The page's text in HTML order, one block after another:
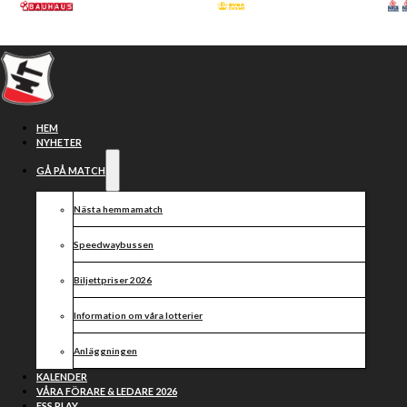
Hoppa till huvudinnehåll
HEM
NYHETER
GÅ PÅ MATCH
Nästa hemmamatch
Speedwaybussen
Biljettpriser 2026
Information om våra lotterier
Anläggningen
KALENDER
VÅRA FÖRARE & LEDARE 2026
Stötta Smederna i
enkronasmatchen